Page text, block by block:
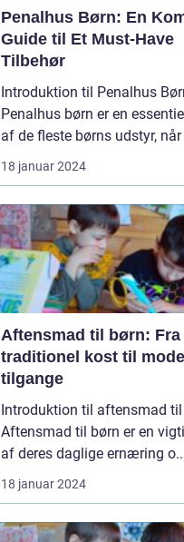
Penalhus Børn: En
Guide til Et Must-Have
Tilbehør
Introduktion til Penalhus
Penalhus børn er en
af de fleste børns udstyr, når
18 januar 2024
Aftensmad til børn: Fra
traditionel kost til
tilgange
Introduktion til aftensmad
Aftensmad til børn er en
af deres daglige ernæring
18 januar 2024